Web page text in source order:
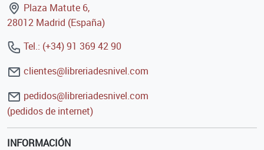
Plaza Matute 6,
28012 Madrid (España)
Tel.: (+34) 91 369 42 90
clientes@libreriadesnivel.com
pedidos@libreriadesnivel.com
(pedidos de internet)
INFORMACIÓN